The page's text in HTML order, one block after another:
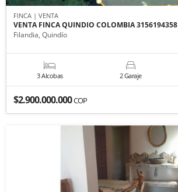
FINCA | VENTA
VENTA FINCA QUINDIO COLOMBIA 3156194358
Filandia, Quindío
3 Alcobas 2 Garaje
$2.900.000.000COP